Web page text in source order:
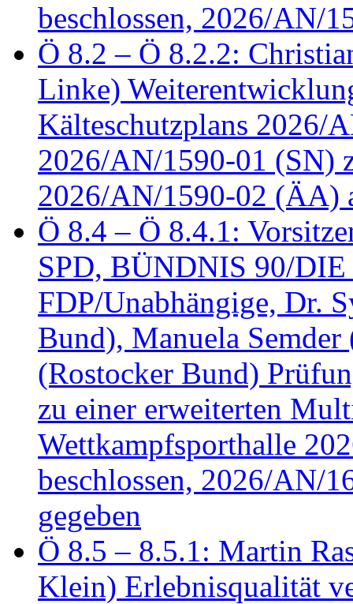
beschlossen, 2026/AN/
Ö 8.2 – Ö 8.2.2:
Linke)
Kälteschutzplans 2026/
2026/AN/1590-01 (SN)
2026/AN/1590-02 (ÄA)
Ö 8.4 – Ö 8.4.1:
SPD, BÜNDNIS 90/
FDP/Unabhängige, Dr.
Bund), Manuela
(Rostocker Bund)
zu einer erweiterten
Wettkampfsporthalle
beschlossen, 2026/AN/
gegeben
Ö 8.5 – 8.5.1: Martin
Klein) Erlebnisqualität